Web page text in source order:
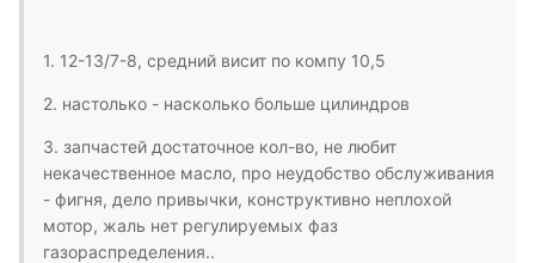
1. 12-13/7-8, средний висит по компу 10,5
2. настолько - насколько больше цилиндров
3. запчастей достаточное кол-во, не любит
некачественное масло, про неудобство обслуживания
- фигня, дело привычки, конструктивно неплохой
мотор, жаль нет регулируемых фаз
газораспределения..